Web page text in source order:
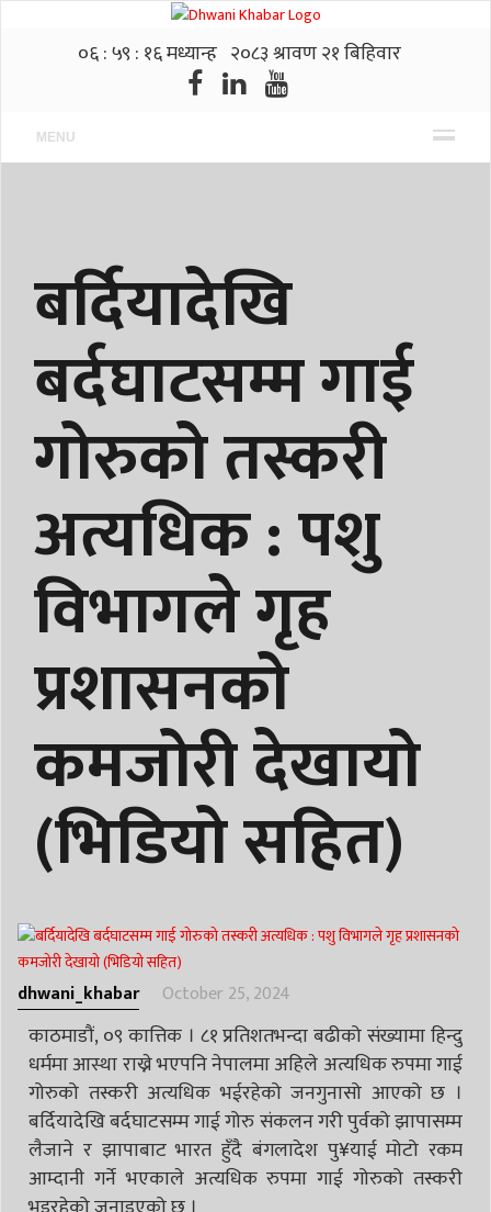
MENU
बर्दियादेखि
बर्दघाटसम्म गाई
गोरुको तस्करी
अत्यधिक : पशु
विभागले गृह
प्रशासनको
कमजोरी देखायो
(भिडियो सहित)
dhwani_khabar October 25, 2024
काठमाडौं, ०९ कात्तिक । ८१ प्रतिशतभन्दा बढीको संख्यामा हिन्दु
धर्ममा आस्था राख्ने भएपनि नेपालमा अहिले अत्यधिक रुपमा गाई
गोरुको तस्करी अत्यधिक भईरहेको जनगुनासो आएको छ ।
बर्दियादेखि बर्दघाटसम्म गाई गोरु संकलन गरी पुर्वको झापासम्म
लैजाने र झापाबाट भारत हुँदै बंगलादेश पु¥याई मोटो रकम
आम्दानी गर्ने भएकाले अत्यधिक रुपमा गाई गोरुको तस्करी